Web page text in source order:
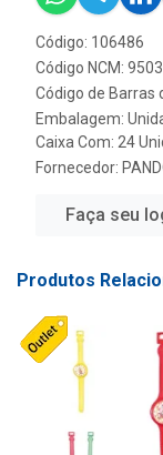
Código: 106486
Código NCM:
Código de Barras
Embalagem:
Caixa Com: 24
Fornecedor:
Faça seu
Produtos